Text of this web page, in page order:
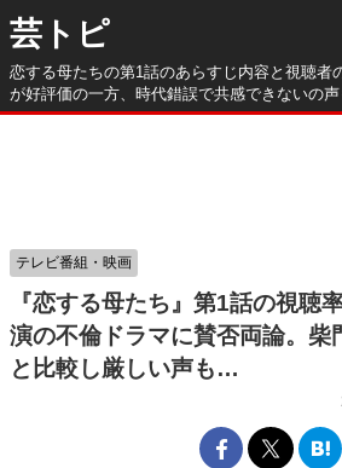
芸トピ
恋する母たちの第1話のあらすじ内容と視聴者
が好評価の一方、時代錯誤で共感できないの声
『恋する母たち』第1話の視聴
演の不倫ドラマに賛否両論。柴
と比較し厳しい声も…
テレビ番組・映画